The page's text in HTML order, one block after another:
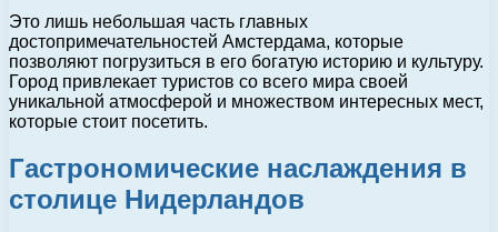
Это лишь небольшая часть главных
достопримечательностей Амстердама, которые
позволяют погрузиться в его богатую историю и культуру.
Город привлекает туристов со всего мира своей
уникальной атмосферой и множеством интересных мест,
которые стоит посетить.
Гастрономические наслаждения в
столице Нидерландов